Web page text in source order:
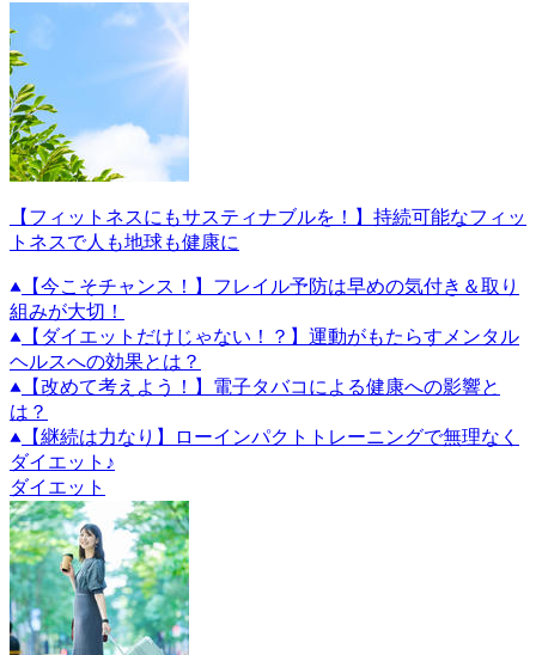
【フィットネスにもサスティナブルを！】持続可能なフィッ
トネスで人も地球も健康に
【今こそチャンス！】フレイル予防は早めの気付き＆取り
組みが大切！
【ダイエットだけじゃない！？】運動がもたらすメンタル
ヘルスへの効果とは？
【改めて考えよう！】電子タバコによる健康への影響と
は？
【継続は力なり】ローインパクトトレーニングで無理なく
ダイエット♪
ダイエット